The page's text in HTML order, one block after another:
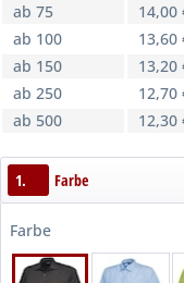
ab 75
14,00
ab 100
13,60
ab 150
13,20
ab 250
12,70
ab 500
12,30
1. Farbe
Farbe